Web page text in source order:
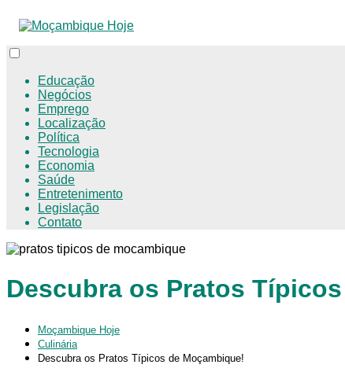
Educação
Negócios
Emprego
Localização
Política
Tecnologia
Economia
Saúde
Entretenimento
Legislação
Contato
Descubra os Pratos
Moçambique Hoje
Culinária
Descubra os Pratos Típicos de Moçambique!